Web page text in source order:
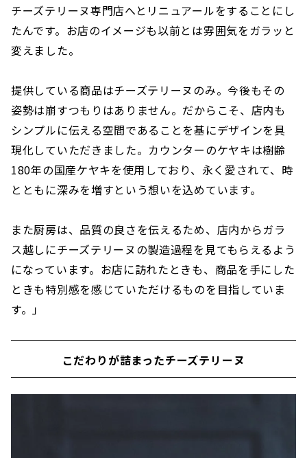
チーズテリーヌ専門店へとリニュアールをすることにし
たんです。お店のイメージも以前とは雰囲気をガラッと
変えました。
提供している商品はチーズテリーヌのみ。今後もその
姿勢は崩すつもりはありません。だからこそ、店内も
シンプルに伝える空間であることを基にデザインを具
現化していただきました。カウンターのケヤキは樹齢
180年の国産ケヤキを使用しており、永く愛されて、時
とともに深みを増すという想いを込めています。
また厨房は、品質の良さを伝えるため、店内からガラ
ス越しにチーズテリーヌの製造過程を見てもらえるよう
になっています。お店に訪れたときも、商品を手にした
ときも特別感を感じていただけるものを目指していま
す。」
こだわりが詰まったチーズテリーヌ